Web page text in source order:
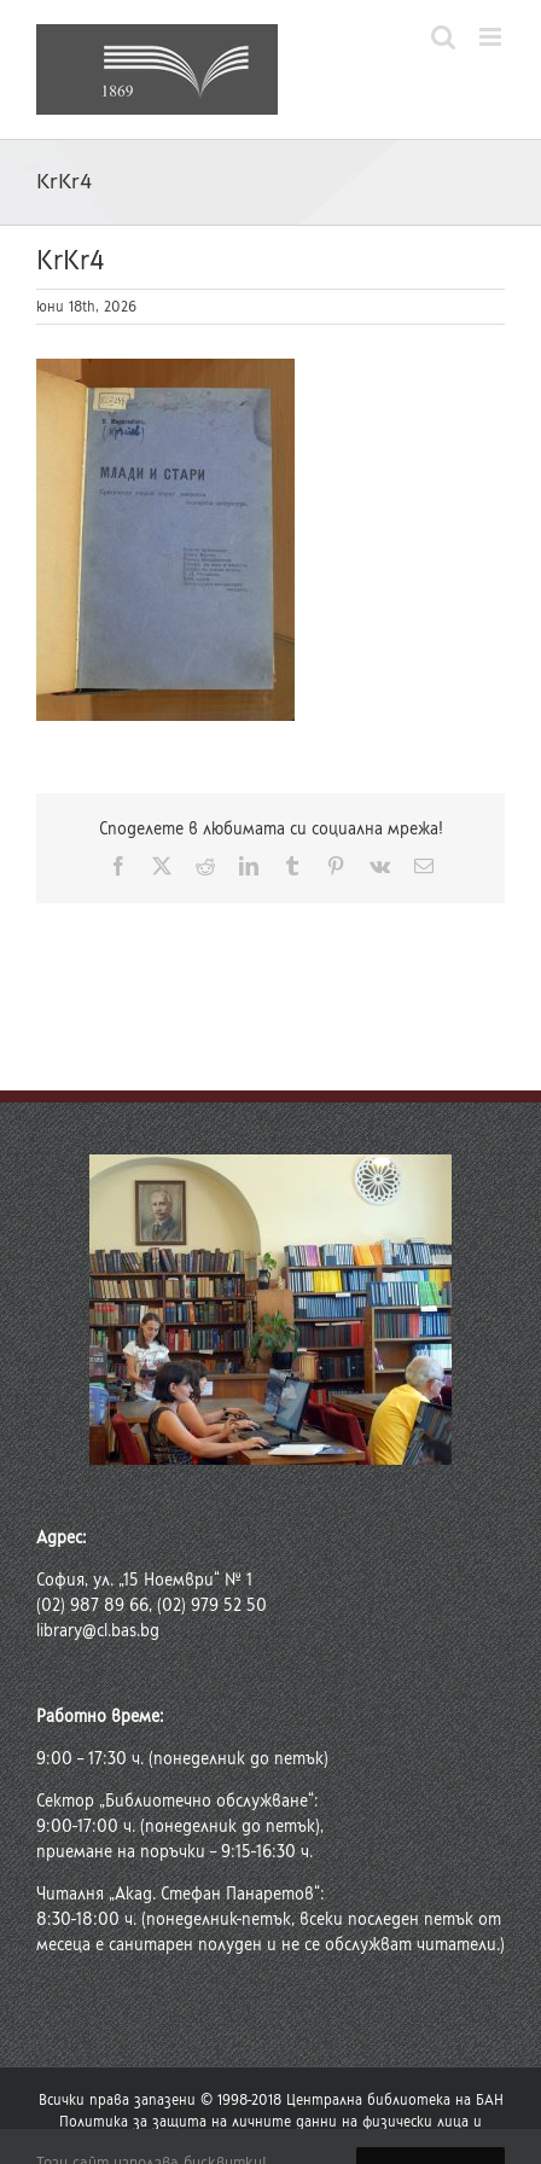
KrKr4
KrKr4
юни 18th, 2026
Споделете в любимата си социална мрежа!
Facebook RedditLinkedInTumblr Pinterest
Vk
Електронна
Адрес:
София, ул. „15 Ноември“ № 1
(02) 987 89 66, (02) 979 52 50
library@cl.bas.bg
Работно време:
9:00 – 17:30 ч. (понеделник до петък)
Сектор „Библиотечно обслужване“:
9:00-17:00 ч. (понеделник до петък),
приемане на поръчки – 9:15-16:30 ч.
Читалня „Акад. Стефан Панаретов“:
8:30-18:00 ч. (понеделник-петък, всеки последен петък от
месеца е санитарен полуден и не се обслужват читатели.)
Всички права запазени © 1998-2018 Централна библиотека на БАН
Политика за защита на личните данни на физически лица и
политика за употреба на бисквитки